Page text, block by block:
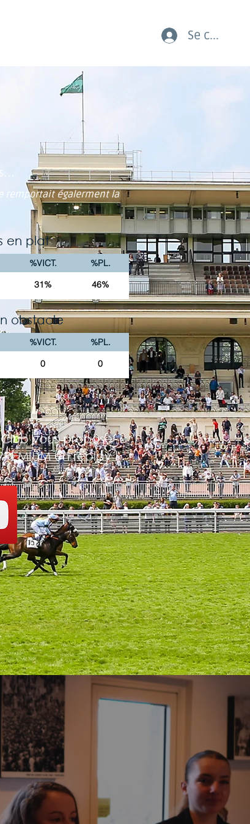
Se
remportait égalerment la
en plat
%VICT.
%PL.
31% 46%
obstacle
%VICT.
%PL.
0 0
vous propose
en replay !